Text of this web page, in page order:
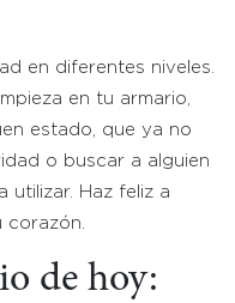
en diferentes niveles.
en tu armario,
estado, que ya no
o buscar a alguien
utilizar. Haz feliz a
corazón.
de hoy: